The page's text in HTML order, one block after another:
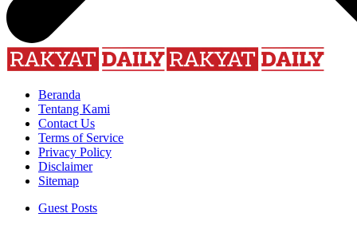
Beranda
Tentang Kami
Contact Us
Terms of Service
Privacy Policy
Disclaimer
Sitemap
Guest Posts